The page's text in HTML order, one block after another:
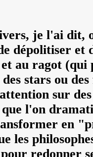
je l'ai dit,
dépolitiser et
au ragot
stars ou
sur des
l'on
en
les
pour redonner